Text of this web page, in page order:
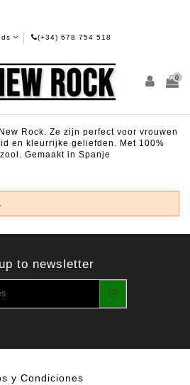
(+34) 678 754 518
0
Rock. Ze zijn perfect voor vrouwen
en kleurrijke geliefden. Met 100%
Gemaakt in Spanje
to newsletter
y Condiciones